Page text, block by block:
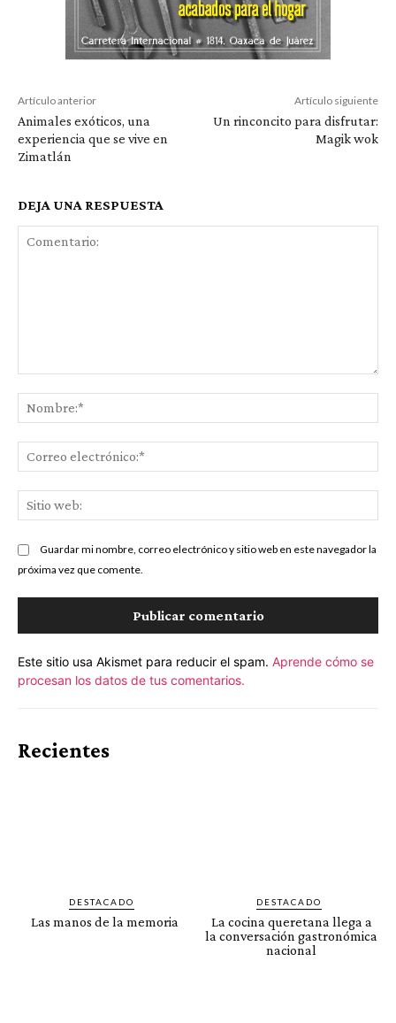
Artículo anterior
Animales exóticos, una
experiencia que se vive en
Zimatlán
Artículo siguiente
Un rinconcito para disfrutar:
Magik wok
DEJA UNA RESPUESTA
Guardar mi nombre, correo electrónico y sitio web en este navegador la
próxima vez que comente.
Este sitio usa Akismet para reducir el spam. Aprende cómo se
procesan los datos de tus comentarios.
Recientes
DESTACADO
Las manos de la memoria
DESTACADO
La cocina queretana llega a
la conversación gastronómica
nacional